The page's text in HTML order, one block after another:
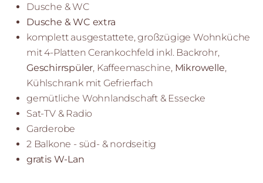
Dusche & WC
Dusche & WC extra
komplett ausgestattete, großzügige Wohnküche
mit 4-Platten Cerankochfeld inkl. Backrohr,
Geschirrspüler, Kaffeemaschine, Mikrowelle,
Kühlschrank mit Gefrierfach
gemütliche Wohnlandschaft & Essecke
Sat-TV & Radio
Garderobe
2 Balkone - süd- & nordseitig
gratis W-Lan